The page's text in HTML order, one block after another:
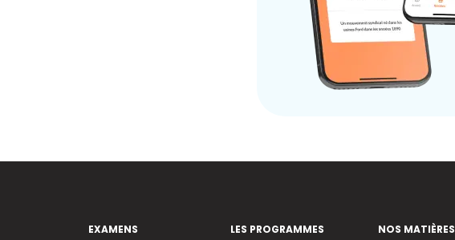
EXAMENS
LES PROGRAMMES
NOS MATIÈRES